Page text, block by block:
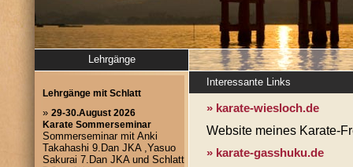
Lehrgänge
Interessante Links
» karate-wiesloch.de
Website meines Karate-
» karate-gasshuku.de